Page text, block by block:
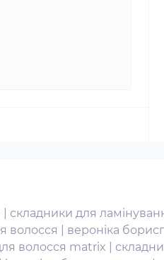
складники для
волосся вероніка
волосся matrix